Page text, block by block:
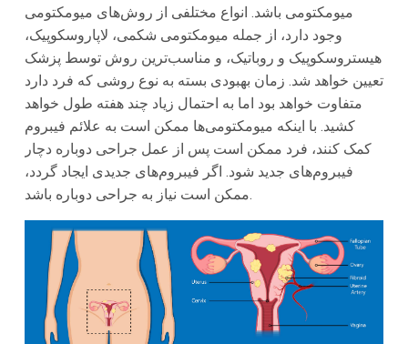
میومکتومی باشد. انواع مختلفی از روش‌های میومکتومی
وجود دارد، از جمله میومکتومی شکمی، لاپاروسکوپیک،
هیستروسکوپیک و روباتیک، و مناسب‌ترین روش توسط پزشک
تعیین خواهد شد. زمان بهبودی بسته به نوع روشی که فرد دارد
متفاوت خواهد بود اما به احتمال زیاد چند هفته طول خواهد
کشید. با اینکه میومکتومی‌ها ممکن است به علائم فیبروم
کمک کنند، فرد ممکن است پس از عمل جراحی دوباره دچار
فیبروم‌های جدید شود. اگر فیبروم‌های جدیدی ایجاد گردد،
ممکن است نیاز به جراحی دوباره باشد.